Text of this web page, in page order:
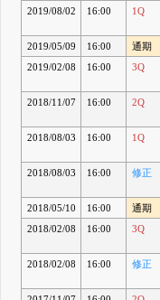
2019/08/02
16:00 1Q
2019/05/09
16:00 通期
2019/02/08
16:00 3Q
2018/11/07
16:00 2Q
2018/08/03
16:00 1Q
2018/08/03
16:00 修正
2018/05/10
16:00 通期
2018/02/08
16:00 3Q
2018/02/08
16:00 修正